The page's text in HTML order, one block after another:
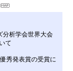
分析学会世界大会
て
秀発表賞の受賞に